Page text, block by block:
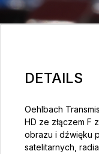
DETAILS
Oehlbach
HD ze złączem F
obrazu i dźwięku
satelitarnych,